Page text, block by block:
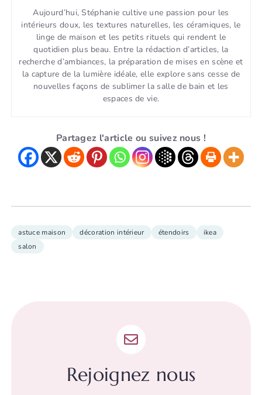
Aujourd’hui, Stéphanie cultive une passion pour les
intérieurs doux, les textures naturelles, les céramiques, le
linge de maison et les petits rituels qui rendent le
quotidien plus beau. Entre la rédaction d’articles, la
recherche d’ambiances, la préparation de mises en scène et
la capture de la lumière idéale, elle explore sans cesse de
nouvelles façons de sublimer la salle de bain et les
espaces de vie.
Partagez l'article ou suivez nous !
astuce maison décoration intérieur étendoirs
ikea
salon
Rejoignez nous